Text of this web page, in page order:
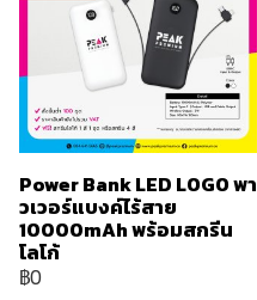
Power Bank LED LOGO พา
วเวอร์แบงค์ไร้สาย
10000mAh พร้อมสกรีน
โลโก้
฿0